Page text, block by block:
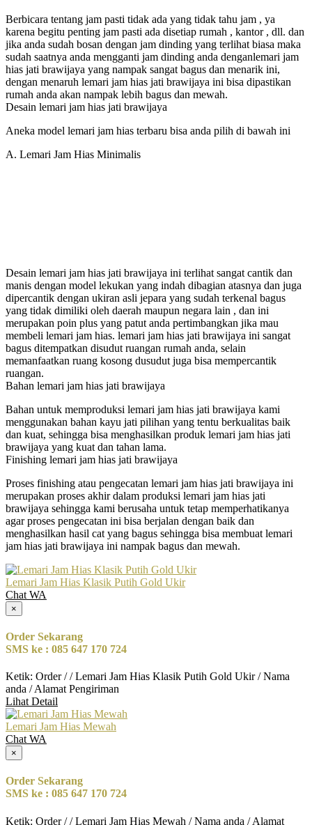
Berbicara tentang jam pasti tidak ada yang tidak tahu jam , ya
karena begitu penting jam pasti ada disetiap rumah , kantor , dll. dan
jika anda sudah bosan dengan jam dinding yang terlihat biasa maka
sudah saatnya anda mengganti jam dinding anda denganlemari jam
hias jati brawijaya yang nampak sangat bagus dan menarik ini,
dengan menaruh lemari jam hias jati brawijaya ini bisa dipastikan
rumah anda akan nampak lebih bagus dan mewah.
Desain lemari jam hias jati brawijaya
Aneka model lemari jam hias terbaru bisa anda pilih di bawah ini
A. Lemari Jam Hias Minimalis
Desain lemari jam hias jati brawijaya ini terlihat sangat cantik dan
manis dengan model lekukan yang indah dibagian atasnya dan juga
dipercantik dengan ukiran asli jepara yang sudah terkenal bagus
yang tidak dimiliki oleh daerah maupun negara lain , dan ini
merupakan poin plus yang patut anda pertimbangkan jika mau
membeli lemari jam hias. lemari jam hias jati brawijaya ini sangat
bagus ditempatkan disudut ruangan rumah anda, selain
memanfaatkan ruang kosong dusudut juga bisa mempercantik
ruangan.
Bahan lemari jam hias jati brawijaya
Bahan untuk memproduksi lemari jam hias jati brawijaya kami
menggunakan bahan kayu jati pilihan yang tentu berkualitas baik
dan kuat, sehingga bisa menghasilkan produk lemari jam hias jati
brawijaya yang kuat dan tahan lama.
Finishing lemari jam hias jati brawijaya
Proses finishing atau pengecatan lemari jam hias jati brawijaya ini
merupakan proses akhir dalam produksi lemari jam hias jati
brawijaya sehingga kami berusaha untuk tetap memperhatikanya
agar proses pengecatan ini bisa berjalan dengan baik dan
menghasilkan hasil cat yang bagus sehingga bisa membuat lemari
jam hias jati brawijaya ini nampak bagus dan mewah.
Lemari Jam Hias Klasik Putih Gold Ukir
Chat WA
×
Order Sekarang
SMS ke : 085 647 170 724
Ketik: Order / / Lemari Jam Hias Klasik Putih Gold Ukir / Nama
anda / Alamat Pengiriman
Lihat Detail
Lemari Jam Hias Mewah
Chat WA
×
Order Sekarang
SMS ke : 085 647 170 724
Ketik: Order / / Lemari Jam Hias Mewah / Nama anda / Alamat